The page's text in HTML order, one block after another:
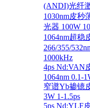
(ANDI)光纤
1030nm皮秒
光器 100W
1064nm超稳
266/355/
1000kHz
4ps Nd:VAN
1064nm 0.1-
窄谱Yb掺镱
3W 1-1.5ps
5ps Nd:YLF